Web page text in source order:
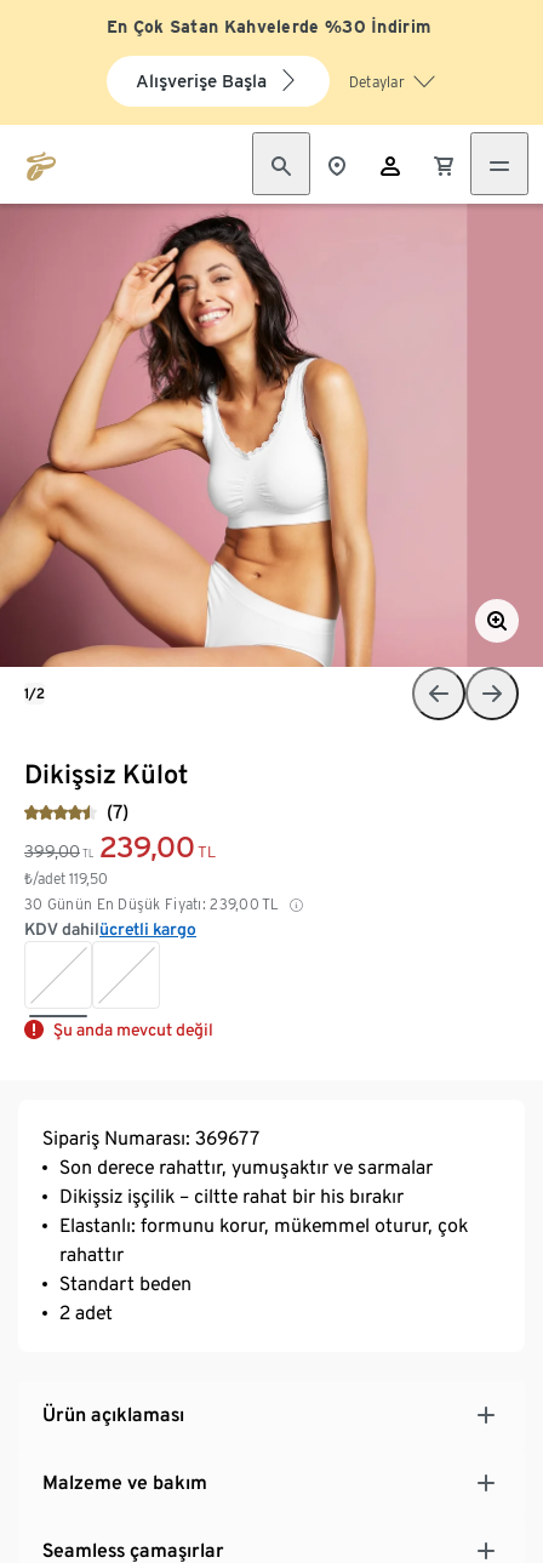
En Çok Satan Kahvelerde %30 İndirim
Alışverişe Başla Detaylar
Dikişsiz Külot
(7)
399,00 TL 239,00 TL
₺/adet 119,50
30 Günün En Düşük Fiyatı: 239,00 TL
KDV dahilücretli kargo
Şu anda mevcut değil
1/2
Sipariş Numarası: 369677
Son derece rahattır, yumuşaktır ve sarmalar
Dikişsiz işçilik – ciltte rahat bir his bırakır
Elastanlı: formunu korur, mükemmel oturur, çok
rahattır
Standart beden
2 adet
Ürün açıklaması
Malzeme ve bakım
Seamless çamaşırlar